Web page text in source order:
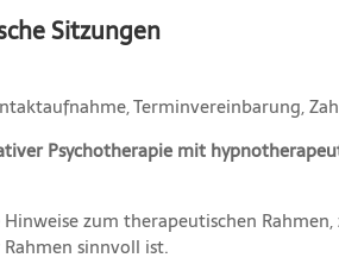
Sitzungen
Terminvereinbarung,
Psychotherapie mit
zum therapeutischen
sinnvoll ist.